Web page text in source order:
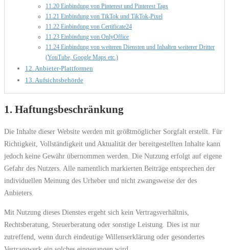
11.20 Einbindung von Pinterest und Pinterest Tags
11.21 Einbindung von TikTok und TikTok-Pixel
11.22 Einbindung von Certificate24
11.23 Einbindung von OnlyOffice
11.24 Einbindung von weiteren Diensten und Inhalten weiterer Dritter
(YouTube, Google Maps etc.)
12. Anbieter-Plattformen
13. Aufsichtsbehörde
1. Haftungsbeschränkung
Die Inhalte dieser Website werden mit größtmöglicher Sorgfalt erstellt. Für
Richtigkeit, Vollständigkeit und Aktualität der bereitgestellten Inhalte kann
jedoch keine Gewähr übernommen werden. Die Nutzung erfolgt auf eigene
Gefahr des Nutzers. Alle namentlich markierten Beiträge entsprechen der
individuellen Meinung des Urheber und nicht zwangsweise der des
Anbieters.
Mit Nutzung dieses Dienstes ergeht sich kein Vertragsverhältnis,
Rechtsberatung, Steuerberatung oder sonstige Leistung. Dies ist nur
zutreffend, wenn durch eindeutige Willenserklärung oder gesondertes